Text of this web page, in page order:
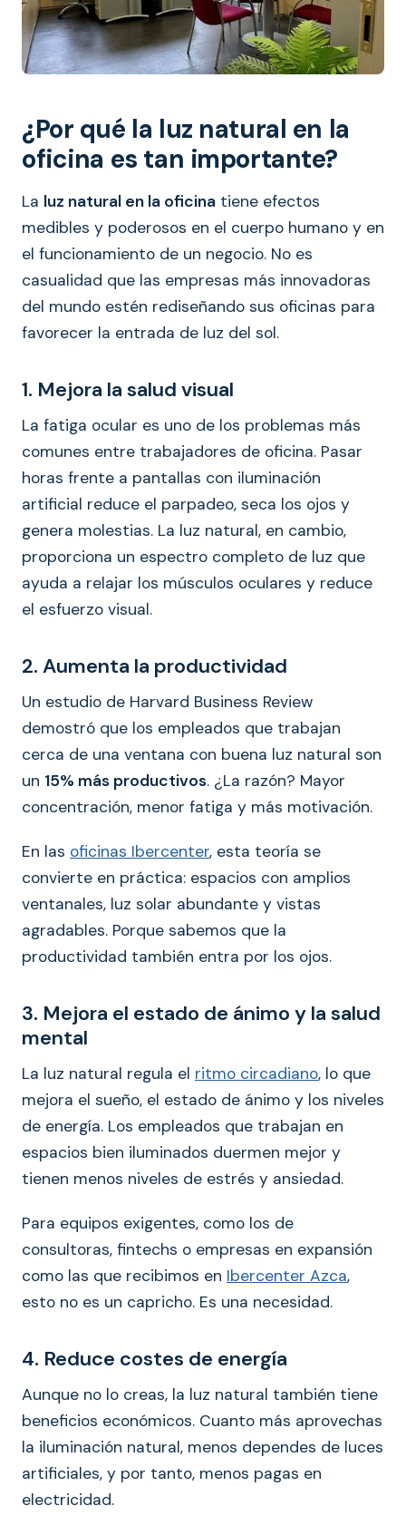
¿Por qué la luz natural en la
oficina es tan importante?
La luz natural en la oficina tiene efectos
medibles y poderosos en el cuerpo humano y en
el funcionamiento de un negocio. No es
casualidad que las empresas más innovadoras
del mundo estén rediseñando sus oficinas para
favorecer la entrada de luz del sol.
1. Mejora la salud visual
La fatiga ocular es uno de los problemas más
comunes entre trabajadores de oficina. Pasar
horas frente a pantallas con iluminación
artificial reduce el parpadeo, seca los ojos y
genera molestias. La luz natural, en cambio,
proporciona un espectro completo de luz que
ayuda a relajar los músculos oculares y reduce
el esfuerzo visual.
2. Aumenta la productividad
Un estudio de Harvard Business Review
demostró que los empleados que trabajan
cerca de una ventana con buena luz natural son
un 15% más productivos. ¿La razón? Mayor
concentración, menor fatiga y más motivación.
En las oficinas Ibercenter, esta teoría se
convierte en práctica: espacios con amplios
ventanales, luz solar abundante y vistas
agradables. Porque sabemos que la
productividad también entra por los ojos.
3. Mejora el estado de ánimo y la salud
mental
La luz natural regula el ritmo circadiano, lo que
mejora el sueño, el estado de ánimo y los niveles
de energía. Los empleados que trabajan en
espacios bien iluminados duermen mejor y
tienen menos niveles de estrés y ansiedad.
Para equipos exigentes, como los de
consultoras, fintechs o empresas en expansión
como las que recibimos en Ibercenter Azca,
esto no es un capricho. Es una necesidad.
4. Reduce costes de energía
Aunque no lo creas, la luz natural también tiene
beneficios económicos. Cuanto más aprovechas
la iluminación natural, menos dependes de luces
artificiales, y por tanto, menos pagas en
electricidad.